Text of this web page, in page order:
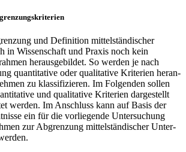
und Definition mittelständischer
in Wissenschaft und Praxis noch kein
herausgebildet. So werden je nach
quantitative oder qualitative Kriterien heran­
zu klassifizieren. Im Folgenden sollen
und qualitative Kriterien dargestellt
werden. Im Anschluss kann auf Basis der
ein für die vorliegende Untersuchung
zur Abgrenzung mittelständischer Unter­